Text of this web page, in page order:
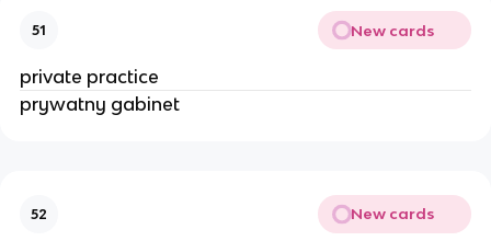
51 New cards
private practice
prywatny gabinet
52 New cards